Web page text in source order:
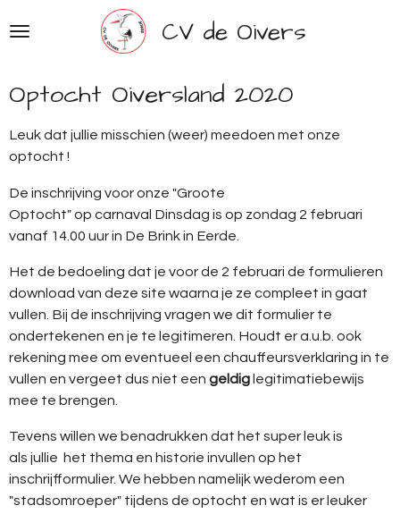
direct
hoofdinhoud
CV de Oivers
Optocht Oiversland 2020
Leuk dat jullie misschien (weer) meedoen met onze
optocht !
De inschrijving voor onze "Groote
Optocht" op carnaval Dinsdag is op zondag 2 februari
vanaf 14.00 uur in De Brink in Eerde.
Het de bedoeling dat je voor de 2 februari de formulieren
download van deze site waarna je ze compleet in gaat
vullen. Bij de inschrijving vragen we dit formulier te
ondertekenen en je te legitimeren. Houdt er a.u.b. ook
rekening mee om eventueel een chauffeursverklaring in te
vullen en vergeet dus niet een geldig legitimatiebewijs
mee te brengen.
Tevens willen we benadrukken dat het super leuk is
als jullie het thema en historie invullen op het
inschrijfformulier. We hebben namelijk wederom een
"stadsomroeper" tijdens de optocht en wat is er leuker